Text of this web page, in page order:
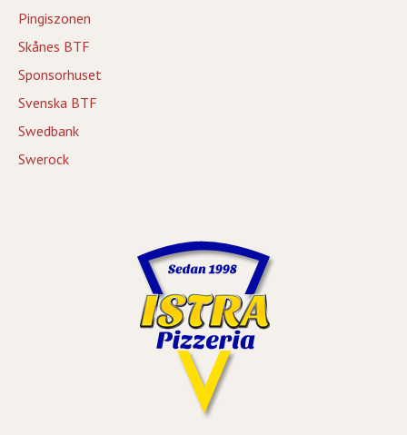
Pingiszonen
Skånes BTF
Sponsorhuset
Svenska BTF
Swedbank
Swerock